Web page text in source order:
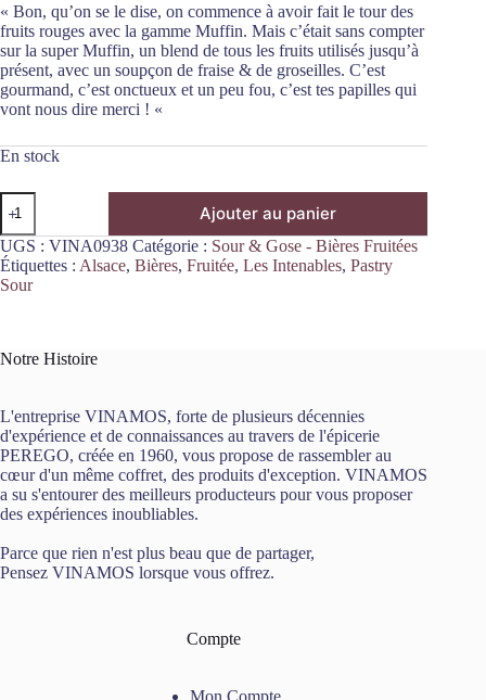
« Bon, qu’on se le dise, on commence à avoir fait le tour des
fruits rouges avec la gamme Muffin. Mais c’était sans compter
sur la super Muffin, un blend de tous les fruits utilisés jusqu’à
présent, avec un soupçon de fraise & de groseilles. C’est
gourmand, c’est onctueux et un peu fou, c’est tes papilles qui
vont nous dire merci ! «
En stock
quantité
de
Super
Muffin
Pastry
Sour
Ajouter au panier
UGS : VINA0938 Catégorie : Sour & Gose - Bières Fruitées
Étiquettes : Alsace, Bières, Fruitée, Les Intenables, Pastry
Sour
Notre Histoire
L'entreprise VINAMOS, forte de plusieurs décennies
d'expérience et de connaissances au travers de l'épicerie
PEREGO, créée en 1960, vous propose de rassembler au
cœur d'un même coffret, des produits d'exception. VINAMOS
a su s'entourer des meilleurs producteurs pour vous proposer
des expériences inoubliables.
Parce que rien n'est plus beau que de partager,
Pensez VINAMOS lorsque vous offrez.
Compte
Mon Compte